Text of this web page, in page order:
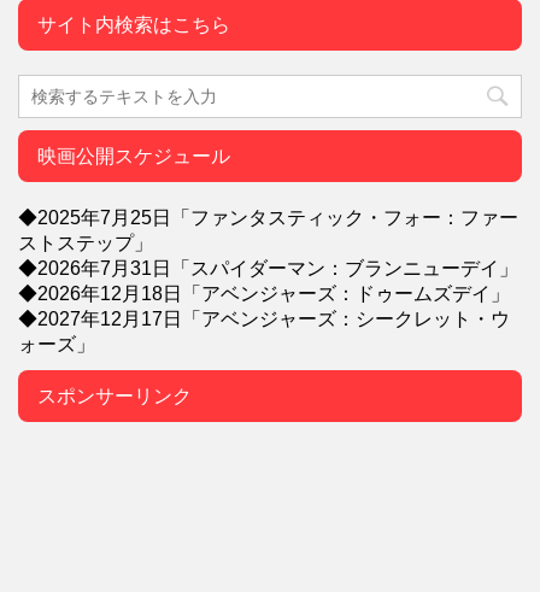
サイト内検索はこちら
映画公開スケジュール
◆2025年7月25日「ファンタスティック・フォー：ファー
ストステップ」
◆2026年7月31日「スパイダーマン：ブランニューデイ」
◆2026年12月18日「アベンジャーズ：ドゥームズデイ」
◆2027年12月17日「アベンジャーズ：シークレット・ウ
ォーズ」
スポンサーリンク